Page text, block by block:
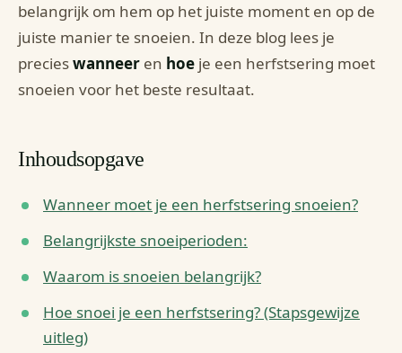
belangrijk om hem op het juiste moment en op de
juiste manier te snoeien. In deze blog lees je
precieswanneer en hoe je een herfstsering moet
snoeien voor het beste resultaat.
Inhoudsopgave
Wanneer moet je een herfstsering snoeien?
Belangrijkste snoeiperioden:
Waarom is snoeien belangrijk?
Hoe snoei je een herfstsering? (Stapsgewijze
uitleg)